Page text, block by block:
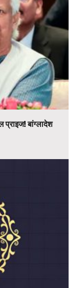
प्राइज! बांग्लादेश